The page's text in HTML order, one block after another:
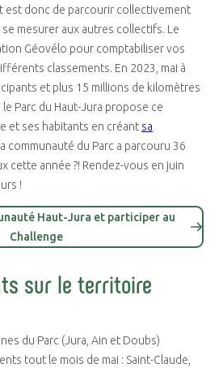
est donc de parcourir collectivement
mesurer aux autres collectifs. Le
Géovélo pour comptabiliser vos
classements. En 2023, mai à
et plus 15 millions de kilomètres
Parc du Haut-Jura propose ce
et ses habitants en créant sa
communauté du Parc a parcouru 36
cette année ?! Rendez-vous en juin
!
Haut-Jura et participer au
Challenge
sur le territoire
du Parc (Jura, Ain et Doubs)
tout le mois de mai : Saint-Claude,